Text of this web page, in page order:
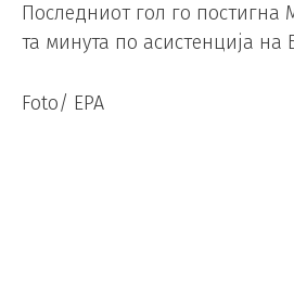
Последниот гол го постигна
та минута по асистенција
Foto/ EPA